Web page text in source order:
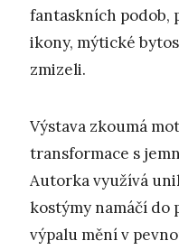
fantaskních podob,
ikony, mýtické
zmizeli.
Výstava zkoumá
transformace s
Autorka využívá
kostýmy namáčí do
výpalu mění v